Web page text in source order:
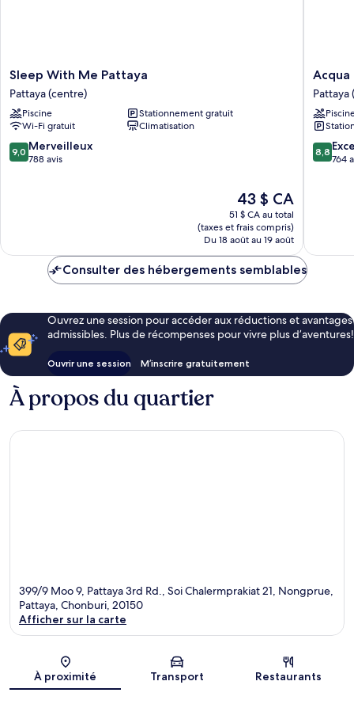
Sleep
With
Me
Pattaya
Pattaya
(centre)
Sleep With Me Pattaya
Pattaya (centre)
Piscine
Stationnement gratuit
Wi-Fi gratuit
Climatisation
9.0
sur
9,0 Merveilleux
788 avis
Le
prix
est
de
43 $ CA
43 $ CA
51 $ CA au total
(taxes et frais compris)
Du 18 août au 19 août
Acqua
Hotel
Pattaya
(centre)
Pattaya
8.8
sur
8,8
764
Consulter des hébergements semblables
Ouvrez une session pour accéder aux réductions et avantages
admissibles. Plus de récompenses pour vivre plus d’aventures!
Ouvrir une session M’inscrire gratuitement
À propos du quartier
399/9 Moo 9, Pattaya 3rd Rd., Soi Chalermprakiat 21, Nongprue,
Pattaya, Chonburi, 20150
Afficher sur la carte
À proximité Transport Restaurants